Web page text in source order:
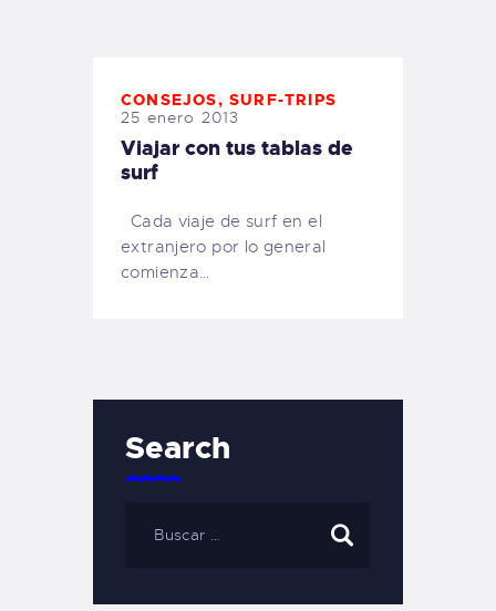
CONSEJOS,SURF-TRIPS
25 enero 2013
Viajar con tus tablas de
surf
Cada viaje de surf en el
extranjero por lo general
comienza…
Search